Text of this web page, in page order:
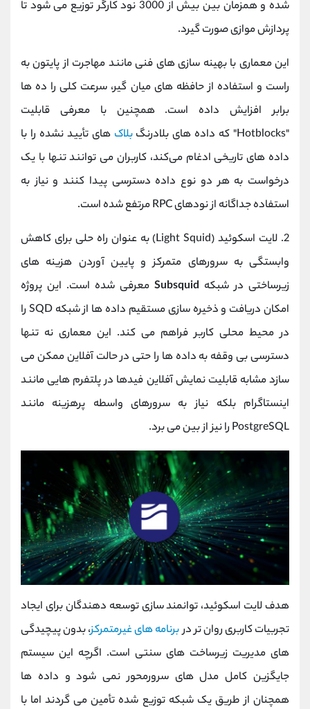
شده و همزمان بین بیش از 3000 نود کارگر توزیع می ‌شود تا
پردازش موازی صورت گیرد.
این معماری با بهینه ‌سازی ‌های فنی مانند مهاجرت از پایتون به
راست و استفاده از حافظه ‌های میان ‌گیر، سرعت کلی را ده‌ ها
برابر افزایش داده است. همچنین با معرفی قابلیت
"Hotblocks" که داده ‌های بلادرنگ
بلاک های تأیید نشده را با
داده ‌های تاریخی ادغام می‌کند، کاربران می ‌توانند تنها با یک
درخواست به هر دو نوع داده دسترسی پیدا کنند و نیاز به
استفاده جداگانه از نودهای RPC مرتفع شده است.
2. لایت اسکوئید (Light Squid) به عنوان راه‌ حلی برای کاهش
وابستگی به سرورهای متمرکز و پایین آوردن هزینه ‌های
زیرساختی در شبکه Subsquid معرفی شده است. این پروژه
امکان دریافت و ذخیره ‌سازی مستقیم داده ‌ها از شبکه SQD را
در محیط محلی کاربر فراهم می‌ کند. این معماری نه تنها
دسترسی بی ‌وقفه به داده‌ ها را حتی در حالت آفلاین ممکن می
‌سازد مشابه قابلیت نمایش آفلاین فیدها در پلتفرم‌ هایی مانند
اینستاگرام بلکه نیاز به سرورهای واسطه پرهزینه مانند
PostgreSQL را نیز از بین می ‌برد.
هدف لایت اسکوئید، توانمند سازی توسعه‌ دهندگان برای ایجاد
تجربیات کاربری روان ‌تر دربرنامه ‌های غیرمتمرکز، بدون پیچیدگی
‌های مدیریت زیرساخت ‌های سنتی است. اگرچه این سیستم
جایگزین کامل مدل ‌های سرورمحور نمی ‌شود و داده‌ ها
همچنان از طریق یک شبکه توزیع‌ شده تأمین می ‌گردند اما با